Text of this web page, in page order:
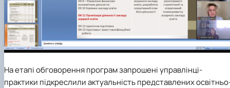
На етапі обговорення програм запрошені управлінці-
практики підкреслили актуальність представлених